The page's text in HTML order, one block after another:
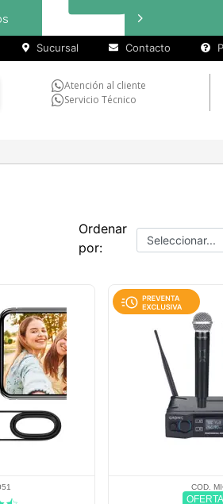
Sucursal Contacto
Atención al cliente
Servicio Técnico
Ordenar
por:
COD.